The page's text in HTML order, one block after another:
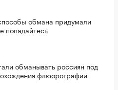
обмана придумали
попадайтесь
обманывать россиян под
флюорографии